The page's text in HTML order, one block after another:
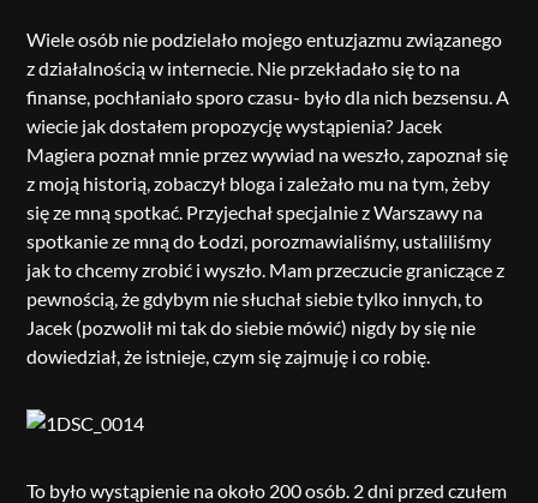
Wiele osób nie podzielało mojego entuzjazmu związanego
z działalnością w internecie. Nie przekładało się to na
finanse, pochłaniało sporo czasu- było dla nich bezsensu. A
wiecie jak dostałem propozycję wystąpienia? Jacek
Magiera poznał mnie przez wywiad na weszło, zapoznał się
z moją historią, zobaczył bloga i zależało mu na tym, żeby
się ze mną spotkać. Przyjechał specjalnie z Warszawy na
spotkanie ze mną do Łodzi, porozmawialiśmy, ustaliliśmy
jak to chcemy zrobić i wyszło. Mam przeczucie graniczące z
pewnością, że gdybym nie słuchał siebie tylko innych, to
Jacek (pozwolił mi tak do siebie mówić) nigdy by się nie
dowiedział, że istnieje, czym się zajmuję i co robię.
To było wystąpienie na około 200 osób. 2 dni przed czułem